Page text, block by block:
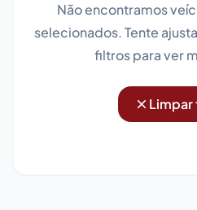
Não encontramos
selecionados. Tente
filtros para ver
Limpar